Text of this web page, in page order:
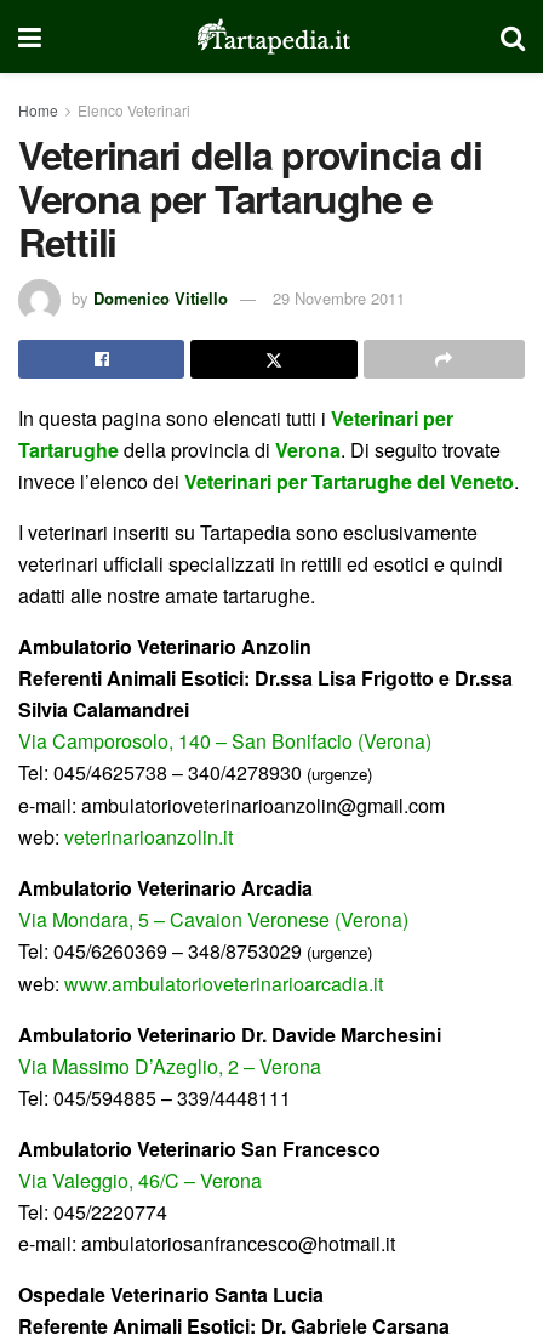
Home Elenco Veterinari
Veterinari della provincia di
Verona per Tartarughe e
Rettili
by Domenico Vitiello 29 Novembre 2011
In questa pagina sono elencati tutti i Veterinari per
Tartarughedella provincia di Verona. Di seguito trovate
invece l’elenco dei Veterinari per Tartarughe del Veneto.
I veterinari inseriti su Tartapedia sono esclusivamente
veterinari ufficiali specializzati in rettili ed esotici e quindi
adatti alle nostre amate tartarughe.
Ambulatorio Veterinario Anzolin
Referenti Animali Esotici: Dr.ssa Lisa Frigotto e Dr.ssa
Silvia Calamandrei
Via Camporosolo, 140 – San Bonifacio (Verona)
Tel: 045/4625738 – 340/4278930 (urgenze)
e-mail: ambulatorioveterinarioanzolin@gmail.com
web: veterinarioanzolin.it
Ambulatorio Veterinario Arcadia
Via Mondara, 5 – Cavaion Veronese (Verona)
Tel: 045/6260369 – 348/8753029 (urgenze)
web: www.ambulatorioveterinarioarcadia.it
Ambulatorio Veterinario Dr. Davide Marchesini
Via Massimo D’Azeglio, 2 – Verona
Tel: 045/594885 – 339/4448111
Ambulatorio Veterinario San Francesco
Via Valeggio, 46/C – Verona
Tel: 045/2220774
e-mail: ambulatoriosanfrancesco@hotmail.it
Ospedale Veterinario Santa Lucia
Referente Animali Esotici: Dr. Gabriele Carsana